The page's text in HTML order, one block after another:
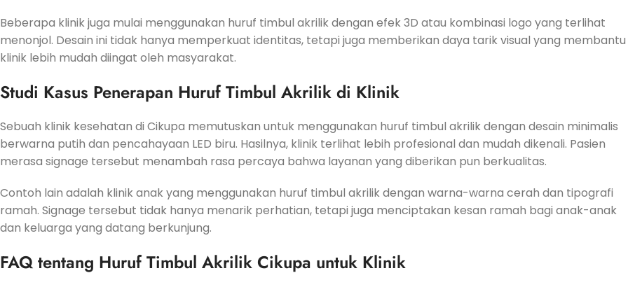
Beberapa klinik juga mulai menggunakan huruf timbul akrilik dengan efek 3D atau kombinasi logo yang terlihat
menonjol. Desain ini tidak hanya memperkuat identitas, tetapi juga memberikan daya tarik visual yang membantu
klinik lebih mudah diingat oleh masyarakat.
Studi Kasus Penerapan Huruf Timbul Akrilik di Klinik
Sebuah klinik kesehatan di Cikupa memutuskan untuk menggunakan huruf timbul akrilik dengan desain minimalis
berwarna putih dan pencahayaan LED biru. Hasilnya, klinik terlihat lebih profesional dan mudah dikenali. Pasien
merasa signage tersebut menambah rasa percaya bahwa layanan yang diberikan pun berkualitas.
Contoh lain adalah klinik anak yang menggunakan huruf timbul akrilik dengan warna-warna cerah dan tipografi
ramah. Signage tersebut tidak hanya menarik perhatian, tetapi juga menciptakan kesan ramah bagi anak-anak
dan keluarga yang datang berkunjung.
FAQ tentang Huruf Timbul Akrilik Cikupa untuk Klinik